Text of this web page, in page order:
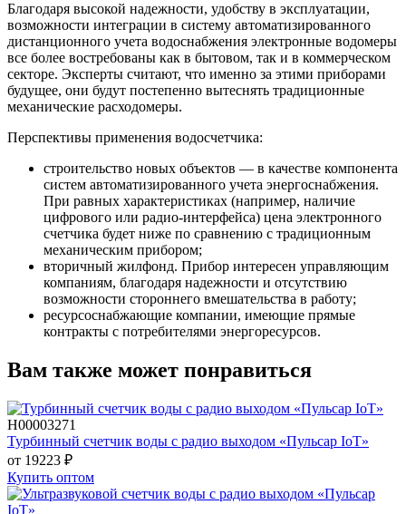
Благодаря высокой надежности, удобству в эксплуатации,
возможности интеграции в систему автоматизированного
дистанционного учета водоснабжения электронные водомеры
все более востребованы как в бытовом, так и в коммерческом
секторе. Эксперты считают, что именно за этими приборами
будущее, они будут постепенно вытеснять традиционные
механические расходомеры.
Перспективы применения водосчетчика:
строительство новых объектов — в качестве компонента
систем автоматизированного учета энергоснабжения.
При равных характеристиках (например, наличие
цифрового или радио-интерфейса) цена электронного
счетчика будет ниже по сравнению с традиционным
механическим прибором;
вторичный жилфонд. Прибор интересен управляющим
компаниям, благодаря надежности и отсутствию
возможности стороннего вмешательства в работу;
ресурсоснабжающие компании, имеющие прямые
контракты с потребителями энергоресурсов.
Вам также может понравиться
Н00003271
Турбинный счетчик воды с радио выходом «Пульсар IoT»
от 19223 ₽
Купить оптом